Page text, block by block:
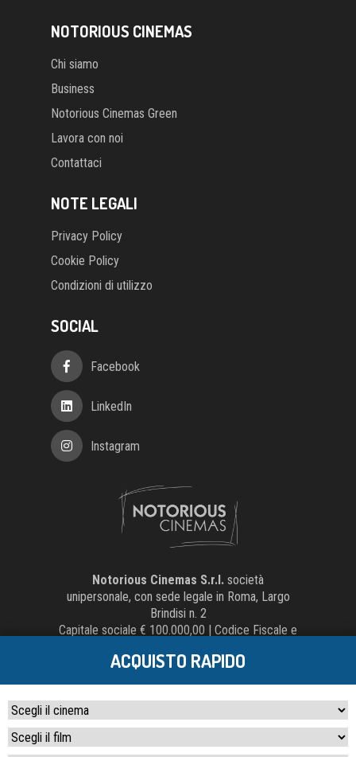
NOTORIOUS CINEMAS
Chi siamo
Business
Notorious Cinemas Green
Lavora con noi
Contattaci
NOTE LEGALI
Privacy Policy
Cookie Policy
Condizioni di utilizzo
SOCIAL
Facebook
LinkedIn
Instagram
Notorious Cinemas S.r.l. società
unipersonale, con sede legale in Roma, Largo
Brindisi n. 2
Capitale sociale € 100.000,00 | Codice Fiscale e
1565898
diritti riservati. Tutti i diritti riservati.
ACQUISTO RAPIDO